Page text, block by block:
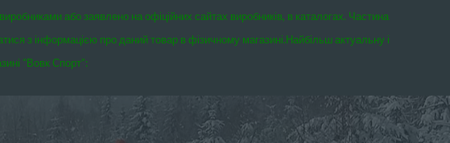
або заявлено на офіційних сайтах виробників, в каталогах. Частина
з інформацією про даний товар в фізичному магазині.Найбільш актуальну і
“Вовк Спорт”: